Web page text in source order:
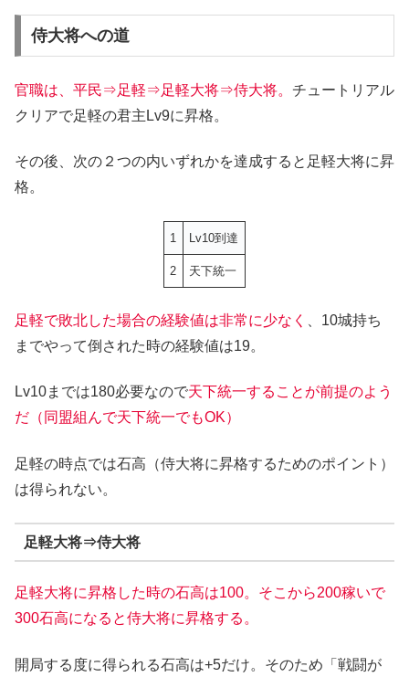
侍大将への道
官職は、平民⇒足軽⇒足軽大将⇒侍大将。 チュートリアル
クリアで足軽の君主Lv9に昇格。
その後、次の２つの内いずれかを達成すると足軽大将に昇
格。
1 Lv10到達
2 天下統一
足軽で敗北した場合の経験値は非常に少なく
、10城持ち
までやって倒された時の経験値は19。
Lv10までは180必要なので天下統一することが前提のよう
だ（同盟組んで天下統一でもOK）
足軽の時点では石高（侍大将に昇格するためのポイント）
は得られない。
足軽大将⇒侍大将
足軽大将に昇格した時の石高は100。そこから200稼いで
300石高になると侍大将に昇格する。
開局する度に得られる石高は+5だけ。そのため「戦闘が